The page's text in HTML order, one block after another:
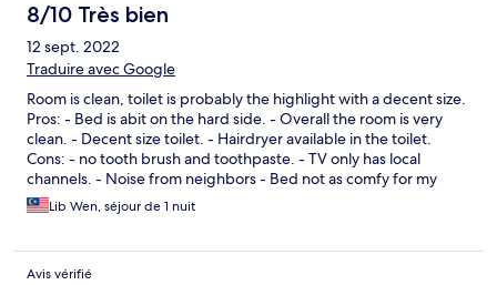
8/10 Très bien
12 sept. 2022
Traduire avec Google
Room is clean, toilet is probably the highlight with a decent size.
Pros: - Bed is abit on the hard side. - Overall the room is very
clean. - Decent size toilet. - Hairdryer available in the toilet.
Cons: - no tooth brush and toothpaste. - TV only has local
channels. - Noise from neighbors - Bed not as comfy for my
liking more on the firm side.
Lib Wen, séjour de 1 nuit
Avis vérifié